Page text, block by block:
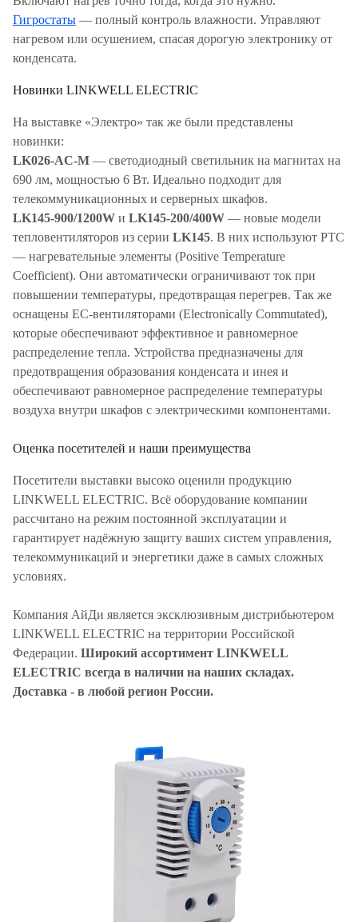
Гигростаты — полный контроль влажности. Управляют
нагревом или осушением, спасая дорогую электронику от
конденсата.
Новинки LINKWELL ELECTRIC
На выставке «Электро» так же были представлены
новинки:
LK026-AC-M — светодиодный светильник на магнитах на
690 лм, мощностью 6 Вт. Идеально подходит для
телекоммуникационных и серверных шкафов.
LK145-900/1200W и LK145-200/400W — новые модели
тепловентиляторов из серии LK145. В них используют PTC
— нагревательные элементы (Positive Temperature
Coefficient). Они автоматически ограничивают ток при
повышении температуры, предотвращая перегрев. Так же
оснащены EC-вентиляторами (Electronically Commutated),
которые обеспечивают эффективное и равномерное
распределение тепла. Устройства предназначены для
предотвращения образования конденсата и инея и
обеспечивают равномерное распределение температуры
воздуха внутри шкафов с электрическими компонентами.
Оценка посетителей и наши преимущества
Посетители выставки высоко оценили продукцию
LINKWELL ELECTRIC. Всё оборудование компании
рассчитано на режим постоянной эксплуатации и
гарантирует надёжную защиту ваших систем управления,
телекоммуникаций и энергетики даже в самых сложных
условиях.
Компания АйДи является эксклюзивным дистрибьютером
LINKWELL ELECTRIC на территории Российской
Федерации. Широкий ассортимент LINKWELL
ELECTRIC всегда в наличии на наших складах.
Доставка - в любой регион России.